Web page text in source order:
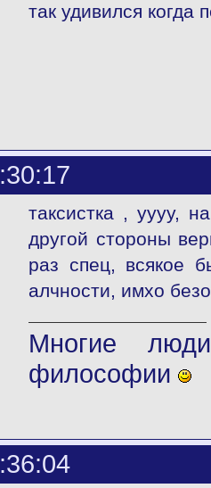
так удивился когда
таксистка , уууу,
другой стороны
раз спец, всякое
алчности, имхо
Многие
философии